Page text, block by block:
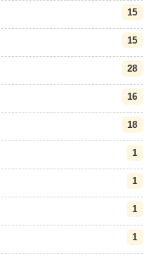
15
15
28
16
18
1
1
1
1